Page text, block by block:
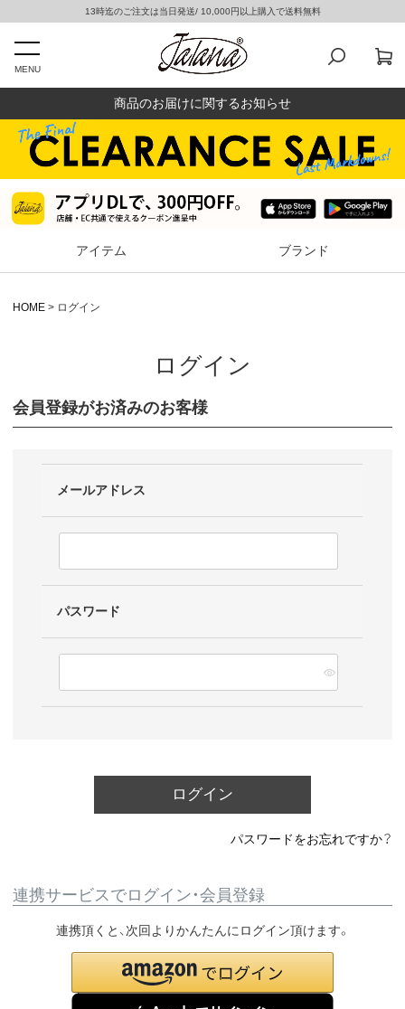
13時迄のご注文は当日発送/ 10,000円以上購入で送料無料
MENU
商品のお届けに関するお知らせ
アイテム ブランド
HOME ログイン
ログイン
会員登録がお済みのお客様
メールアドレス
パスワード
ログイン
パスワードをお忘れですか？
連携サービスでログイン・会員登録
連携頂くと、次回よりかんたんにログイン頂けます。